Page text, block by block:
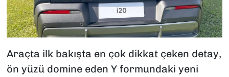
Araçta ilk bakışta en çok dikkat çeken detay,
ön yüzü domine eden Y formundaki yeni